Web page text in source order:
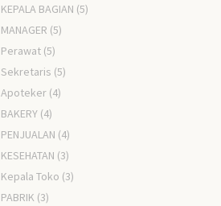
KEPALA BAGIAN (5)
MANAGER (5)
Perawat (5)
Sekretaris (5)
Apoteker (4)
BAKERY (4)
PENJUALAN (4)
KESEHATAN (3)
Kepala Toko (3)
PABRIK (3)